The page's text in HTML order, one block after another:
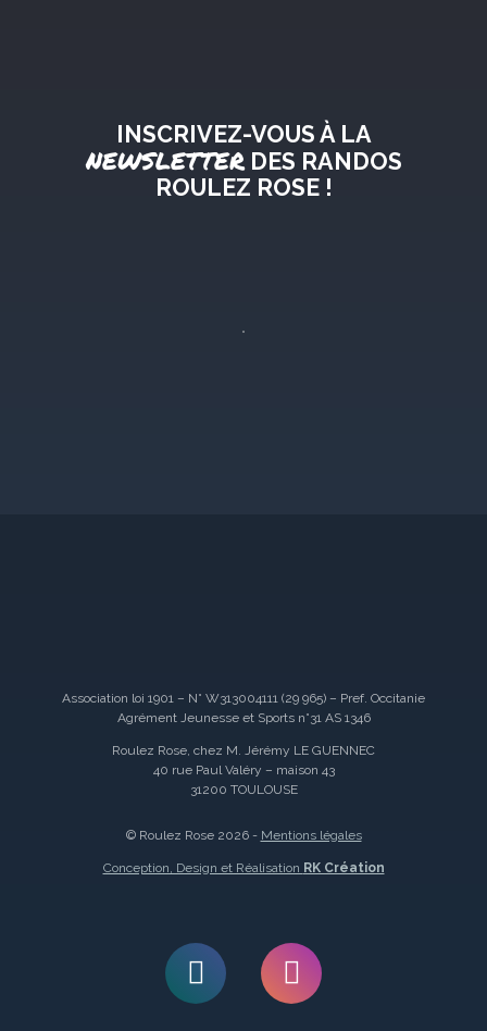
INSCRIVEZ-VOUS À LA
NEWSLETTERDES RANDOS
ROULEZ ROSE !
Association loi 1901 – N° W313004111 (29 965) – Pref. Occitanie
Agrément Jeunesse et Sports n°31 AS 1346
Roulez Rose, chez M. Jérémy LE GUENNEC
40 rue Paul Valéry – maison 43
31200 TOULOUSE
© Roulez Rose 2026 - Mentions légales
Conception, Design et Réalisation RK Création